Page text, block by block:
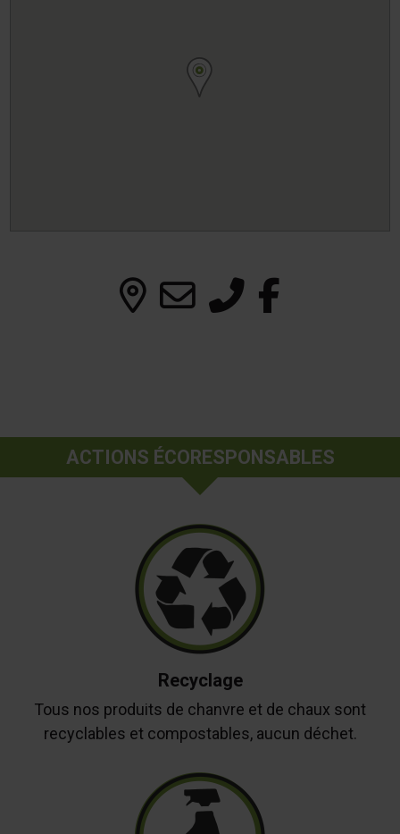
ACTIONS ÉCORESPONSABLES
Recyclage
Tous nos produits de chanvre et de chaux sont
recyclables et compostables, aucun déchet.